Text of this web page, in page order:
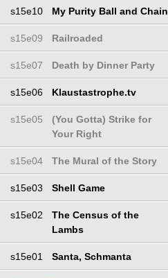
s15e10 My Purity Ball and Chain
s15e09 Railroaded
s15e07 Death by Dinner Party
s15e06 Klaustastrophe.tv
s15e05
(You Gotta) Strike for
Your Right
s15e04 The Mural of the Story
s15e03 Shell Game
s15e02
The Census of the
Lambs
s15e01 Santa, Schmanta